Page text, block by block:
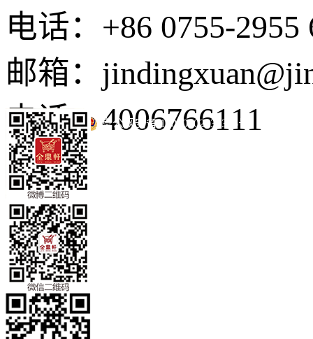
电话：+86 0755-2955
邮箱：
电话：4006766111
京公网安备 11010502035345号